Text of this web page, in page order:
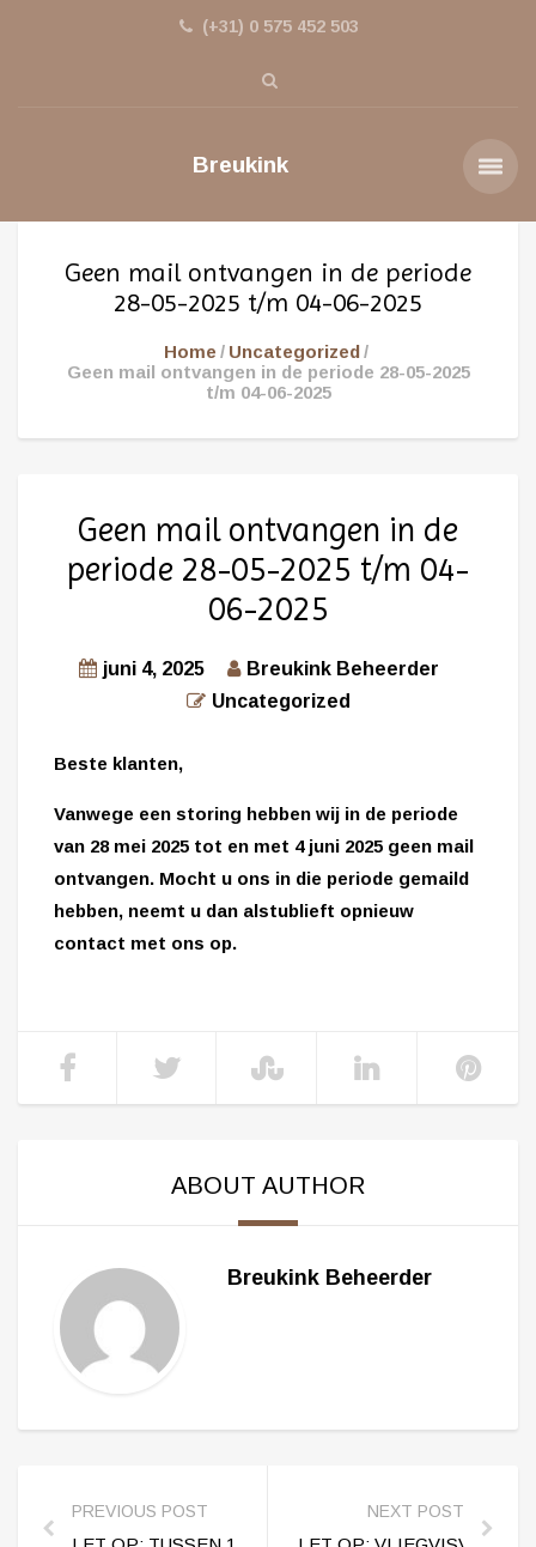
(+31) 0 575 452 503
Breukink
Geen mail ontvangen in de periode
28-05-2025 t/m 04-06-2025
Home
Uncategorized
Geen mail ontvangen in de periode 28-05-2025
t/m 04-06-2025
Geen mail ontvangen in de
periode 28-05-2025 t/m 04-
06-2025
juni 4, 2025
Breukink Beheerder
Uncategorized
Beste klanten,
Vanwege een storing hebben wij in de periode
van 28 mei 2025 tot en met 4 juni 2025 geen mail
ontvangen. Mocht u ons in die periode gemaild
hebben, neemt u dan alstublieft opnieuw
contact met ons op.
ABOUT AUTHOR
Breukink Beheerder
PREVIOUS POST NEXT POST